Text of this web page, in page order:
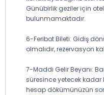
Günübirlik geziler için
bulunmamaktadır.
6-Feribot Bileti: Gidiş
olmalıdır, rezervasyon
7-Maddi Gelir Beyanı:
süresince yetecek
hesap dökümünüzün